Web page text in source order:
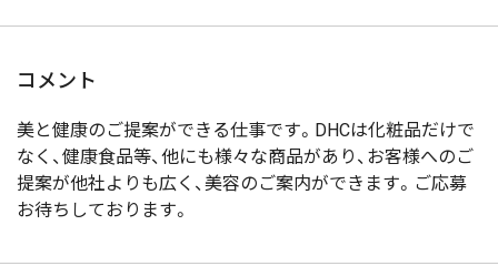
コメント
美と健康のご提案ができる仕事です。DHCは化粧品だけで
なく、健康食品等、他にも様々な商品があり、お客様へのご
提案が他社よりも広く、美容のご案内ができます。ご応募
お待ちしております。